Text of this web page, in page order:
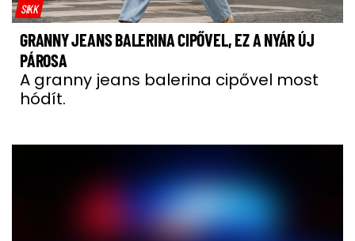
SIKK
GRANNY JEANS BALERINA CIPŐVEL, EZ A NYÁR ÚJ
PÁROSA
A granny jeans balerina cipővel most
hódít.